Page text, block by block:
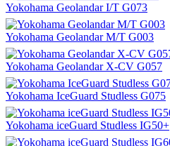
Yokohama Geolandar I/T G073
Yokohama Geolandar M/T G003
Yokohama Geolandar X-CV G057
Yokohama IceGuard Studless G075
Yokohama iceGuard Studless IG50+